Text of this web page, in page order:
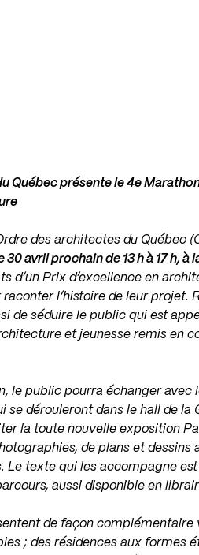
Québec présente le 4e
des architectes du Québec
avril prochain de 13 h à 17 h, à
d’un Prix d’excellence en
l’histoire de leur projet.
de séduire le public qui est
et jeunesse remis en
le public pourra échanger avec
se dérouleront dans le hall de la
la toute nouvelle exposition
de plans et dessins
Le texte qui les accompagne
aussi disponible en
de façon
; des résidences aux formes